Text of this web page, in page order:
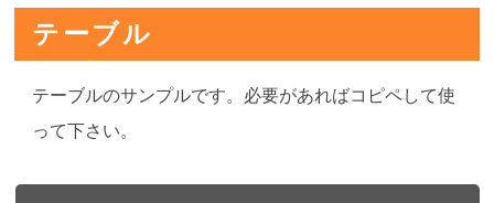
テーブル
テーブルのサンプルです。必要があればコピペして使
って下さい。